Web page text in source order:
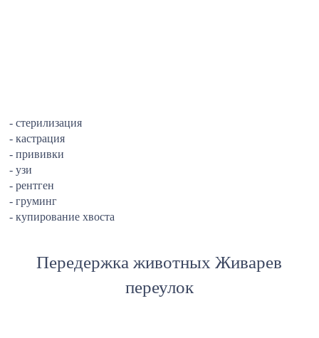
- стерилизация
- кастрация
- прививки
- узи
- рентген
- груминг
- купирование хвоста
Передержка животных Живарев
переулок